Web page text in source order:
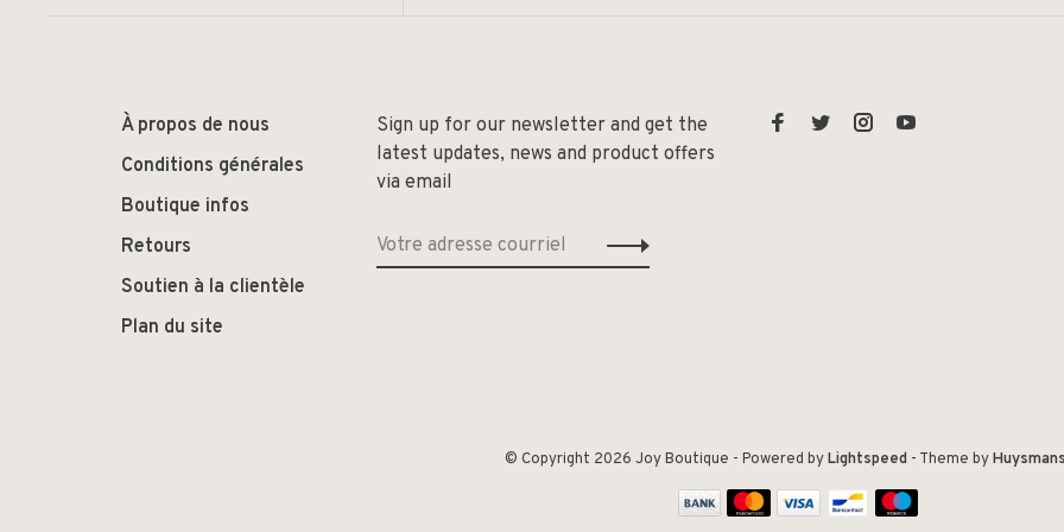
À propos de nous
Conditions générales
Boutique infos
Retours
Soutien à la clientèle
Plan du site
Sign up for our newsletter and get the
latest updates, news and product offers
via email
© Copyright 2026 Joy Boutique - Powered byLightspeed- Theme by